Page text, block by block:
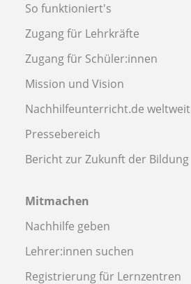
So funktioniert's
Zugang für Lehrkräfte
Zugang für Schüler:innen
Mission und Vision
Nachhilfeunterricht.de weltweit
Pressebereich
Bericht zur Zukunft der Bildung
Mitmachen
Nachhilfe geben
Lehrer:innen suchen
Registrierung für Lernzentren